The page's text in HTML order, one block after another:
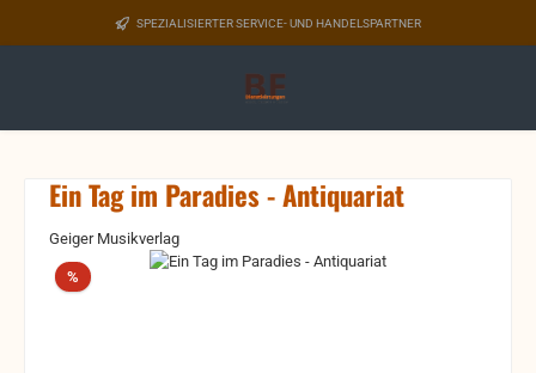
Zum Hauptinhalt springenSPEZIALISIERTER SERVICE- UND HANDELSPARTNER
Ein Tag im Paradies - Antiquariat
Geiger Musikverlag
Bildergalerie überspringen
% Rabatt